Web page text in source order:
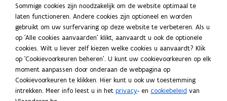
Wat betekent het als ik mijn woningpas aan
Mijn Burgerprofiel toevoeg?
Deel deze pagina
L
K
Sommige cookies zijn noodzakelijk om de website optimaal te
laten functioneren. Andere cookies zijn optioneel en worden
gebruikt om uw surfervaring op deze website te verbeteren. Als u
op 'Alle cookies aanvaarden' klikt, aanvaardt u ook de optionele
cookies. Wilt u liever zelf kiezen welke cookies u aanvaardt? Klik
op 'Cookievoorkeuren beheren'. U kunt uw cookievoorkeuren op elk
moment aanpassen door onderaan de webpagina op
Cookievoorkeuren te klikken. Hier kunt u ook uw toestemming
intrekken. Meer info leest u in het privacy- en cookiebeleid van